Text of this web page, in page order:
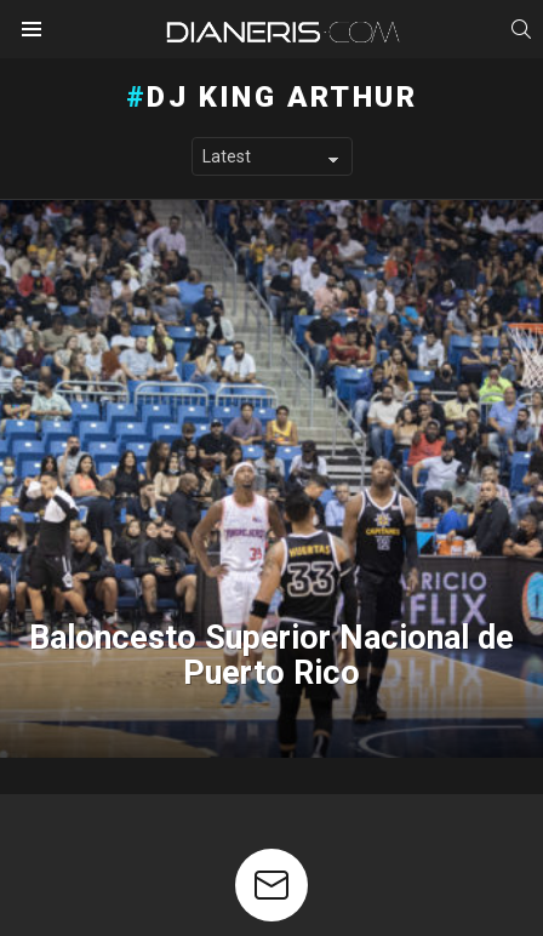
DJ KING ARTHUR
LATEST STORIES
Baloncesto Superior Nacional de
Puerto Rico